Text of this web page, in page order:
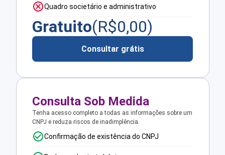
Quadro societário e administrativo
Gratuito(R$0,00)
Consultar grátis
Consulta Sob Medida
Tenha acesso completo a todas as informações sobre um
CNPJ e reduza riscos de inadimplência.
Confirmação de existência do CNPJ